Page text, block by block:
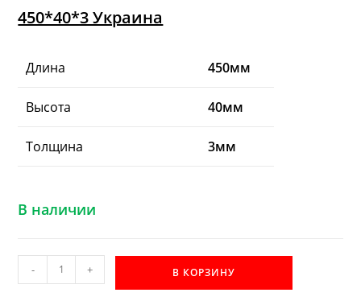
450*40*3 Украина
Длина 450мм
Высота 40мм
Толщина 3мм
В наличии
Количество
товара
- + В КОРЗИНУ